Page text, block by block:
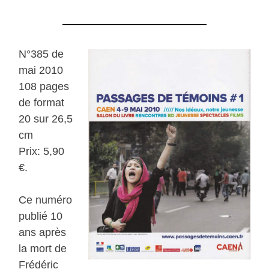
N°385 de
mai 2010
108 pages
de format
20 sur 26,5
cm
Prix: 5,90
€.
Ce numéro
publié 10
ans après
la mort de
Frédéric